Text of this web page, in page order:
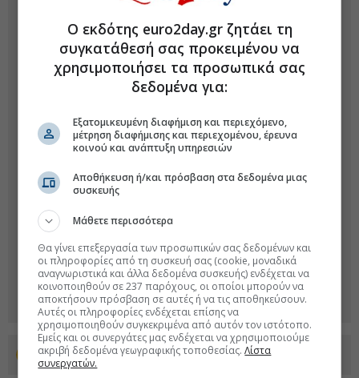
Προσθέστε το euro2day.gr στο Discover
Ο εκδότης euro2day.gr ζητάει τη
συγκατάθεσή σας προκειμένου να
χρησιμοποιήσει τα προσωπικά σας
δεδομένα για:
Εξατομικευμένη διαφήμιση και περιεχόμενο,
μέτρηση διαφήμισης και περιεχομένου, έρευνα
κοινού και ανάπτυξη υπηρεσιών
Αποθήκευση ή/και πρόσβαση στα δεδομένα μιας
συσκευής
Μάθετε περισσότερα
Θα γίνει επεξεργασία των προσωπικών σας δεδομένων και
οι πληροφορίες από τη συσκευή σας (cookie, μοναδικά
αναγνωριστικά και άλλα δεδομένα συσκευής) ενδέχεται να
κοινοποιηθούν σε 237 παρόχους, οι οποίοι μπορούν να
αποκτήσουν πρόσβαση σε αυτές ή να τις αποθηκεύσουν.
Αυτές οι πληροφορίες ενδέχεται επίσης να
χρησιμοποιηθούν συγκεκριμένα από αυτόν τον ιστότοπο.
Εμείς και οι συνεργάτες μας ενδέχεται να χρησιμοποιούμε
ακριβή δεδομένα γεωγραφικής τοποθεσίας.Λίστα
συνεργατών.